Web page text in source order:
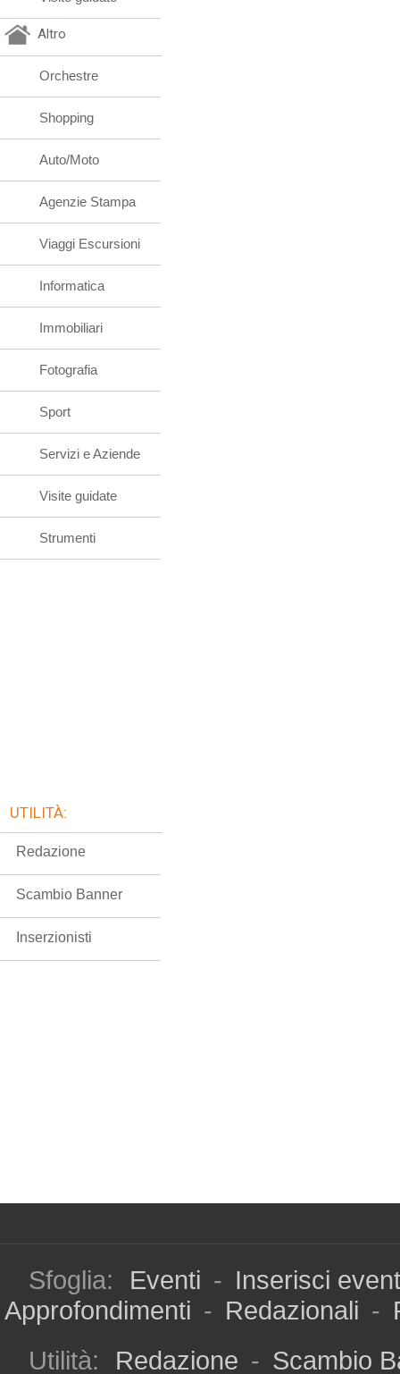
Altro
Orchestre
Shopping
Auto/Moto
Agenzie Stampa
Viaggi Escursioni
Informatica
Immobiliari
Fotografia
Sport
Servizi e Aziende
Visite guidate
Strumenti
UTILITÀ:
Redazione
Scambio Banner
Inserzionisti
Sfoglia: Eventi - Inserisci
Approfondimenti - Redazionali -
Utilità:
Redazione - Scambio